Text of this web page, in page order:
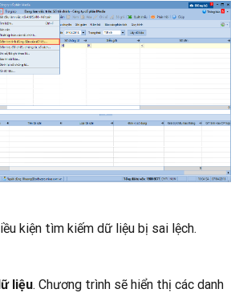
kiện tìm kiếm dữ liệu bị sai lệch.
liệu. Chương trình sẽ hiển thị các danh